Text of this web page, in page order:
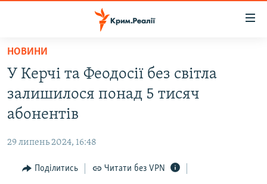
Перейти
основного
матеріалу
Перейти
до
основної
Перейти
ВОДА.КРИМ
ВІДЕО ТА ФОТО
БЛОГИ
ПОГЛЯД
НОВИНИ
У Керчі та Феодосії без світла
залишилося понад 5 тисяч
абонентів
29 липень 2024, 16:48
Поділитись Читати без VPN